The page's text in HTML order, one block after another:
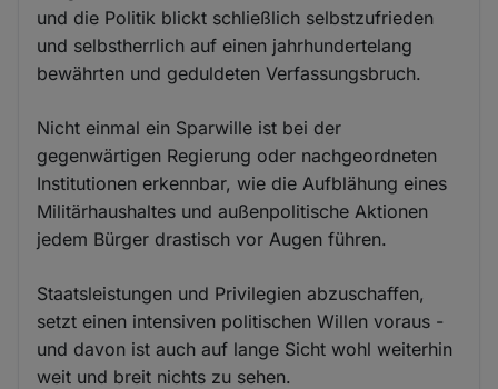
und die Politik blickt schließlich selbstzufrieden
und selbstherrlich auf einen jahrhundertelang
bewährten und geduldeten Verfassungsbruch.
Nicht einmal ein Sparwille ist bei der
gegenwärtigen Regierung oder nachgeordneten
Institutionen erkennbar, wie die Aufblähung eines
Militärhaushaltes und außenpolitische Aktionen
jedem Bürger drastisch vor Augen führen.
Staatsleistungen und Privilegien abzuschaffen,
setzt einen intensiven politischen Willen voraus -
und davon ist auch auf lange Sicht wohl weiterhin
weit und breit nichts zu sehen.